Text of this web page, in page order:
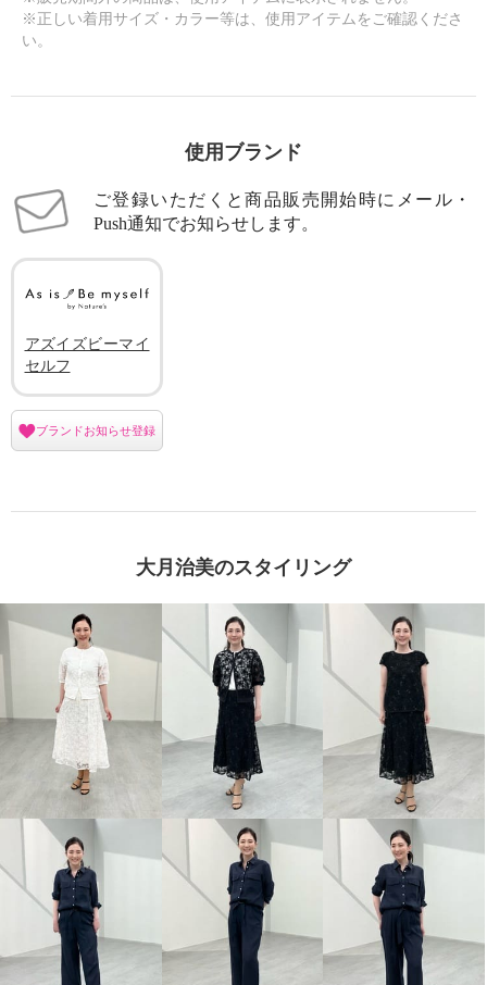
※正しい着用サイズ・カラー等は、使用アイテムをご確認くださ
い。
使用ブランド
ご登録いただくと商品販売開始時にメール・
Push通知でお知らせします。
アズイズビーマイ
セルフ
ブランドお知らせ登録
大月治美のスタイリング